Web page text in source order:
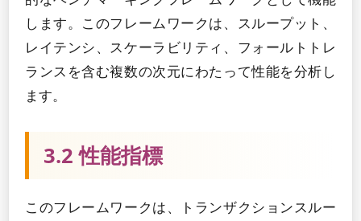
します。このフレームワークは、スループット、
レイテンシ、スケーラビリティ、フォールトトレ
ランスを含む複数の次元にわたって性能を分析し
ます。
3.2 性能指標
このフレームワークは、トランザクションスルー